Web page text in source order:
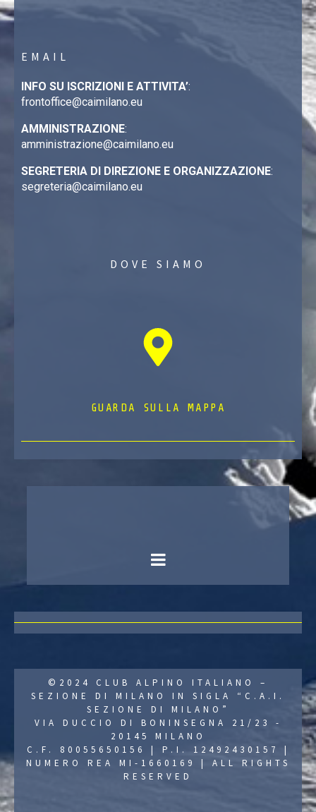
EMAIL
INFO SU ISCRIZIONI E ATTIVITA’:
frontoffice@caimilano.eu
AMMINISTRAZIONE:
amministrazione@caimilano.eu
SEGRETERIA DI DIREZIONE E ORGANIZZAZIONE:
segreteria@caimilano.eu
DOVE SIAMO
GUARDA SULLA MAPPA
©2024 CLUB ALPINO ITALIANO –
SEZIONE DI MILANO IN SIGLA “C.A.I.
SEZIONE DI MILANO”
VIA DUCCIO DI BONINSEGNA 21/23 -
20145 MILANO
C.F. 80055650156 | P.I. 12492430157 |
NUMERO REA MI-1660169 | ALL RIGHTS
RESERVED